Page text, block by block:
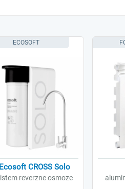
Ecosoft CROSS Solo
reverzne osmoze
ECOSOFT